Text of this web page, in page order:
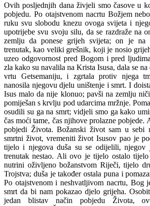
Ovih posljednjih dana živjeli smo časove u
pobjedu. Po otajstvenom nacrtu Božjem
ruku svu slobodu knezu ovoga svijeta i
upotrijebe svu svoju silu, da se razdraže na
zemlju da ponese grijeh svijeta; on je na
trenutak, kao veliki grešnik, koji je nosio
uzeo odgovornost pred Bogom i pred
zla kako su navalila na Krista Isusa, dala se
vrtu Getsemaniju, i zgrtala protiv njega
nanosila njegovu djelu uništenje i smrt. I
Isus malo da nije klonuo; pavši na zemlju
pomiješan s krvlju pod udarcima mržnje.
osudili su ga na smrt; vidjeli smo ga kako
čas moći tame, čas njihove prolazne pobjede.
pobjedi Života. Božanski život sam u sebi
smrtni život, vremeniti život Isusov pao je
tijelo i njegova duša su se odijelili, njegov
trenutak nestao. Ali ovo je tijelo ostalo
nutrini oživljeno božanstvom Riječi, tijelo
Trojstva; duša je također ostala puna i
Po otajstvenom i neshvatljivom nacrtu, Bog
smrt da bi nam pokazao djelo grijeha.
jedan blistav način pobjedu Života,